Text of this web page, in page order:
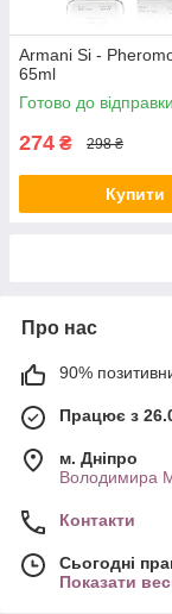
Armani Si -
65ml
Готово до відправки
274 ₴ 298 ₴
Купити
Про нас
90%
Працює з
м. Дніпро
Володимира
Контакти
Сьогодні
Показати